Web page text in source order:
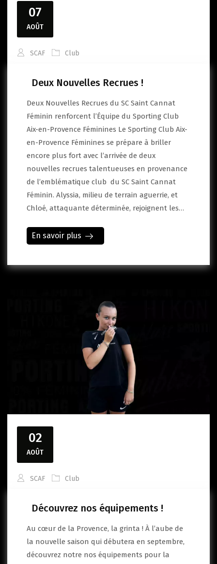
07
AOÛT
SCAF Club
Deux Nouvelles Recrues !
Deux Nouvelles Recrues du SC Saint Cannat
Féminin renforcent l’Équipe du Sporting Club
Aix-en-Provence Féminines Le Sporting Club Aix-
en-Provence Féminines se prépare à briller
encore plus fort avec l’arrivée de deux
nouvelles recrues talentueuses en provenance
de l’emblématique club du SC Saint Cannat
Féminin. Alyssia, milieu de terrain aguerrie, et
Chloé, attaquante déterminée, rejoignent les…
En savoir plus
02
AOÛT
SCAF Club
Découvrez nos équipements !
Au cœur de la Provence, la grinta ! À l’aube de
la nouvelle saison qui débutera en septembre,
découvrez notre nos équipements pour la